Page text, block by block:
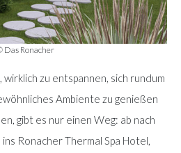
Das Ronacher
zu entspannen, sich rundum
Ambiente zu genießen
gibt es nur einen Weg: ab nach
Ronacher Thermal Spa Hotel,